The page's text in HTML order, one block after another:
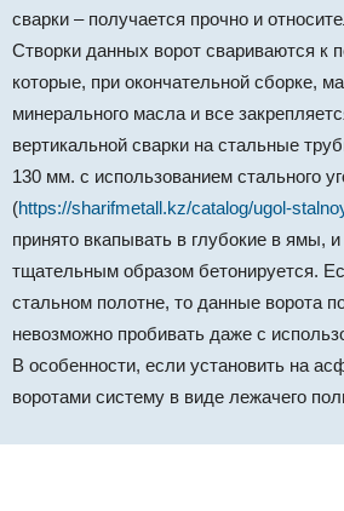
сварки – получается прочно и
Створки данных ворот свариваются к
которые, при окончательной сборке,
минерального масла и все
вертикальной сварки на стальные
130 мм. с использованием стального
(https://sharifmetall.kz/catalog/ugol-
принято вкапывать в глубокие в ямы,
тщательным образом бетонируется.
стальном полотне, то данные ворота
невозможно пробивать даже с
В особенности, если установить на
воротами систему в виде лежачего